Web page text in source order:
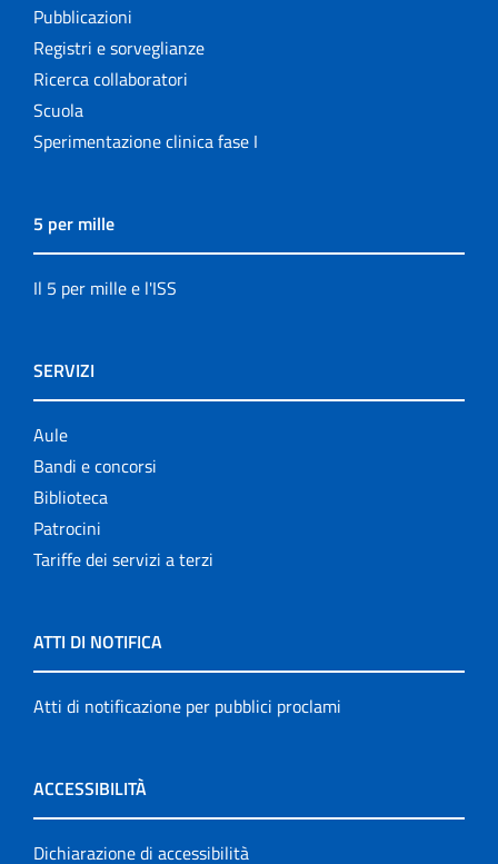
Pubblicazioni
Registri e sorveglianze
Ricerca collaboratori
Scuola
Sperimentazione clinica fase I
5 per mille
Il 5 per mille e l'ISS
SERVIZI
Aule
Bandi e concorsi
Biblioteca
Patrocini
Tariffe dei servizi a terzi
ATTI DI NOTIFICA
Atti di notificazione per pubblici proclami
ACCESSIBILITÀ
Dichiarazione di accessibilità